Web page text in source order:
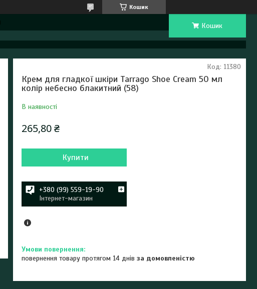
Кошик
Кошик
Крем для гладкої шкіри Tarrago Shoe Cream 50 мл
колір небесно блакитний (58)
В наявності
Код: 11380
265,80 ₴
Купити
+380 (99) 559-19-90
Інтернет-магазин
повернення товару протягом 14 днівза домовленістю